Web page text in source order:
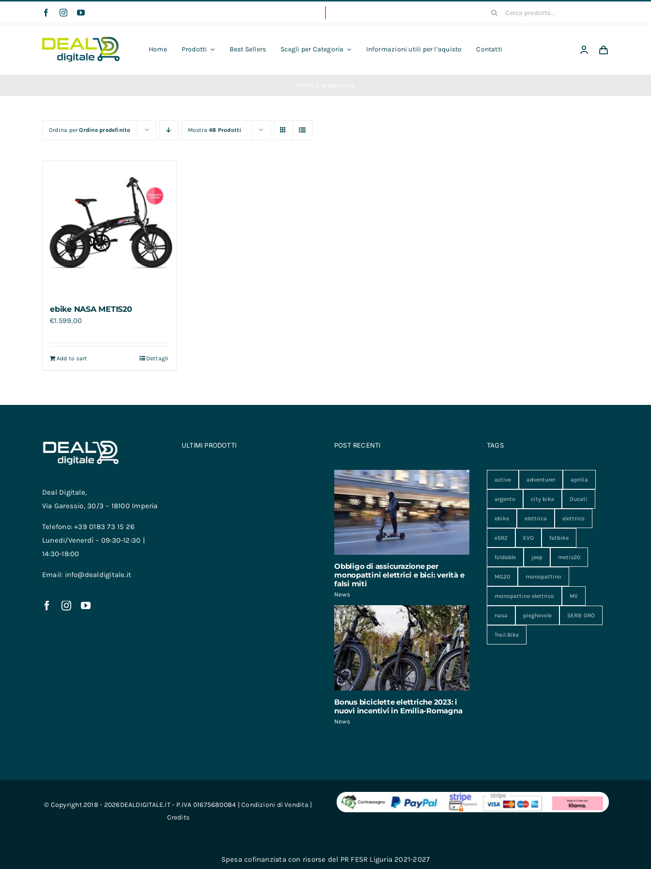
Cerca
Home Prodotti Best Sellers Scegli per Categoria Informazioni utili per l’aquisto Contatti
Ordina perOrdine predefinito Mostra48 Prodotti
ebike NASA METIS20
€1.599,00
Add to cart Dettagli
Deal Digitale,
Via Garessio, 30/3 – 18100 Imperia
Telefono: +39 0183 73 15 26
Lunedi/Venerdì – 09:30-12:30 |
14:30-18:00
Email: info@dealdigitale.it
ULTIMI PRODOTTI POST RECENTI
Obbligo di assicurazione per
monopattini elettrici e bici: verità e
falsi miti
News
Bonus biciclette elettriche 2023: i
nuovi incentivi in Emilia-Romagna
News
TAGS
active adventurer aprilia
argento city bike Ducati
ebike elettrica elettrico
eSR2 EVO fatbike
foldable jeep metis20
MG20 monopattino
monopattino elettrico MV
nasa pieghevole SERIE ORO
Trail Bike
© Copyright 2018 - 2026DEALDIGITALE.IT - P.IVA 01675680084 |Condizioni di Vendita |
Credits
Spesa cofinanziata con risorse del PR FESR Liguria 2021-2027